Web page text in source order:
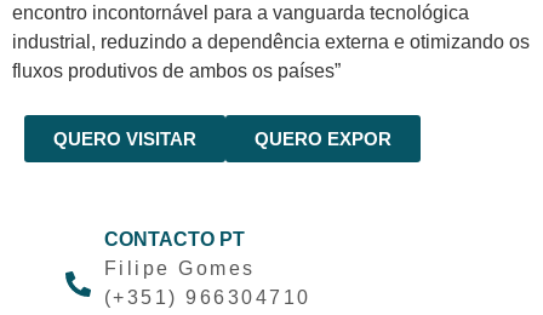
encontro incontornável para a vanguarda tecnológica
industrial, reduzindo a dependência externa e otimizando os
fluxos produtivos de ambos os países”
QUERO VISITAR QUERO EXPOR
CONTACTO PT
Filipe Gomes
(+351) 966304710